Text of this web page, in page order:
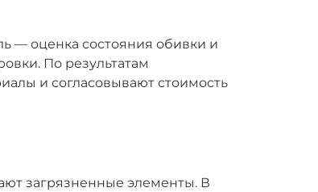
— оценка состояния обивки и
По результатам
и согласовывают стоимость
загрязненные элементы. В